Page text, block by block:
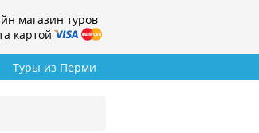
магазин туров
картой
Туры из Перми